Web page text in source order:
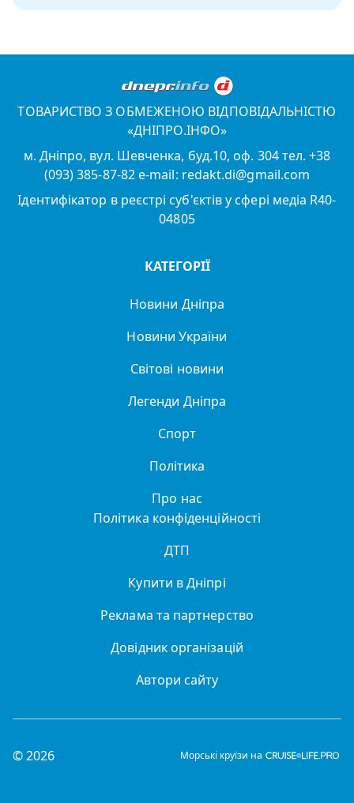
ТОВАРИСТВО З ОБМЕЖЕНОЮ ВІДПОВІДАЛЬНІСТЮ
«ДНІПРО.ІНФО»
м. Дніпро, вул. Шевченка, буд.10, оф. 304 тел. +38
(093) 385-87-82 e-mail: redakt.di@gmail.com
Ідентифікатор в реєстрі суб'єктів у сфері медіа R40-
04805
КАТЕГОРІЇ
Новини Дніпра
Новини України
Світові новини
Легенди Дніпра
Спорт
Політика
Про нас
Політика конфіденційності
ДТП
Купити в Дніпрі
Реклама та партнерство
Довідник організацій
Автори сайту
© 2026 Морські круїзи на